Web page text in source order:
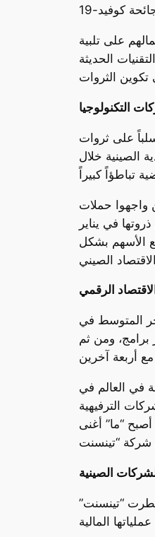
على تلبية
الحديثة
التكنولوجيا
على ثروات
الصينية خلال
واجهوا حملات
عن الأضواء، مفضلاً إدارة شركته من خلف الكواليس. ورغم ذلك، فقد انخفضت ثروته بنحو 40% عن ذروتها في يناير
الأسهم بشكل
الرقمي
يوان (ما يعادل 70,450 دولاراً)، وهو ما كان يعادل دخل حوالي 62 عاماً للأجر المتوسط في
ومن ثم
في العالم في
الترفيهية
“ما” من بين رجال الأعمال الصينيين الذين تمكنوا من تكوين ثروات هائلة نتيجة للنمو الاقتصادي السريع في البلاد. وفي يونيو 2020، أصبح “ما” أغنى
الصينية
“تينسنت”